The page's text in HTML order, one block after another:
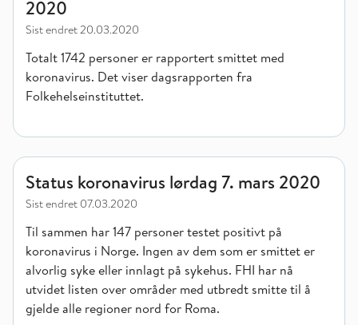
2020
Sist endret20.03.2020
Totalt 1742 personer er rapportert smittet med
koronavirus. Det viser dagsrapporten fra
Folkehelseinstituttet.
Status koronavirus lørdag 7. mars 2020
Status koronavirus lørdag 7. mars 2020
Sist endret 07.03.2020
Til sammen har 147 personer testet positivt på
koronavirus i Norge. Ingen av dem som er smittet er
alvorlig syke eller innlagt på sykehus. FHI har nå
utvidet listen over områder med utbredt smitte til å
gjelde alle regioner nord for Roma.